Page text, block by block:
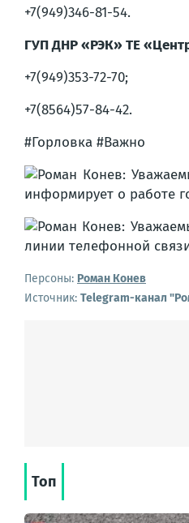
+7(949)346-81-54.
ГУП ДНР «РЭК» ТЕ
+7(949)353-72-70;
+7(8564)57-84-42.
#Горловка #Важно
Персоны: Роман Конев
Источник: Telegram-канал
Топ